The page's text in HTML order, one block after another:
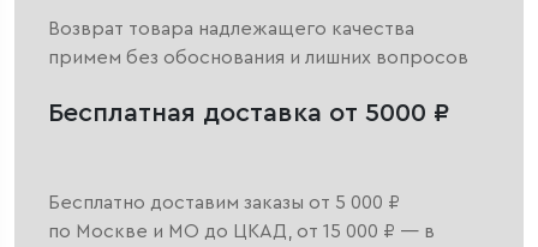
Возврат товара надлежащего качества
примем без обоснования и лишних вопросов
Бесплатная доставка от 5000 ₽
Бесплатно доставим заказы от 5 000 ₽
по Москве и МО до ЦКАД, от 15 000 ₽ — в